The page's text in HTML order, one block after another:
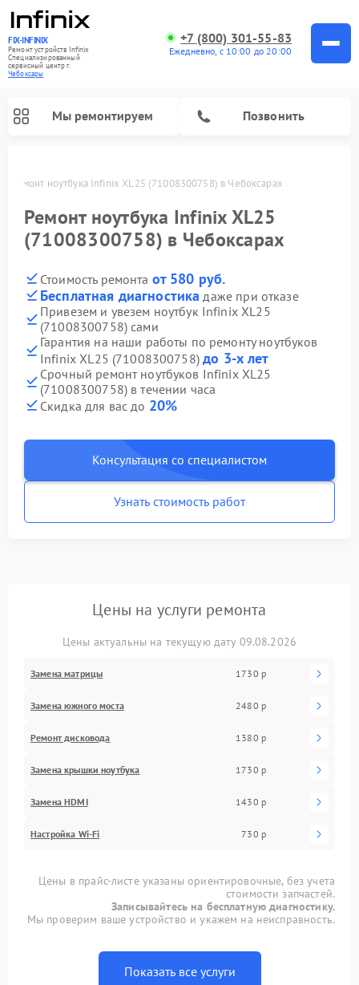
FIX-INFINIX
Ремонт устройств Infinix
Специализированный
cервисный центр г.
Чебоксары
+7 (800) 301-55-83
Ежедневно, с 10:00 до 20:00
Мы ремонтируем Позвонить
Ремонт ноутбука Infinix XL25 (71008300758) в Чебоксарах
Ремонт ноутбука Infinix XL25
(71008300758) в Чебоксарах
Стоимость ремонта от 580 руб.
Бесплатная диагностика даже при отказе
Привезем и увезем ноутбук Infinix XL25
(71008300758) сами
Гарантия на наши работы по ремонту ноутбуков
Infinix XL25 (71008300758)до 3-х лет
Срочный ремонт ноутбуков Infinix XL25
(71008300758) в течении часа
Скидка для вас до 20%
Консультация со специалистом
Узнать стоимость работ
Цены на услуги ремонта
Цены актуальны на текущую дату 09.08.2026
Замена матрицы 1730 р
Замена южного моста 2480 р
Ремонт дисковода 1380 р
Замена крышки ноутбука 1730 р
Замена HDMI 1430 р
Настройка Wi-Fi 730 р
Цены в прайс-листе указаны ориентировочные, без учета
стоимости запчастей.
Записывайтесь на бесплатную диагностику.
Мы проверим ваше устройство и укажем на неисправность.
Показать все услуги